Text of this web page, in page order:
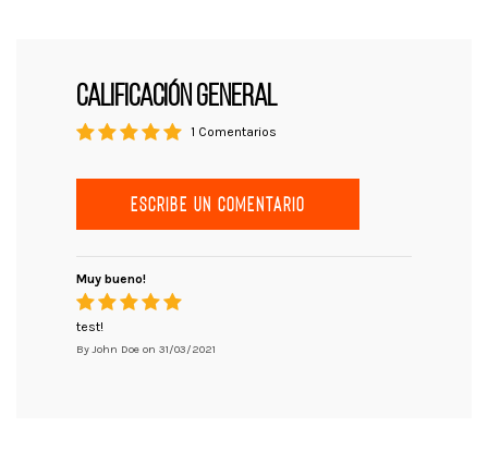
CALIFICACIÓN GENERAL
1 Comentarios
ESCRIBE UN COMENTARIO
Muy bueno!
test!
ByJohn Doe on 31/03/2021